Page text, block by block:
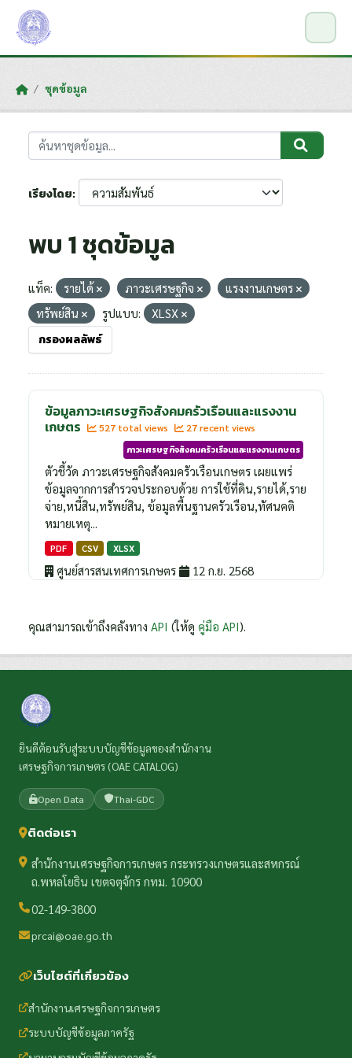
Skip to main content
ชุดข้อมูล
เรียงโดย
พบ 1 ชุดข้อมูล
แท็ค: รายได้ ภาวะเศรษฐกิจ
แรงงานเกษตร
ทรัพย์สิน
รูปแบบ: XLSX
กรองผลลัพธ์
ข้อมูลภาวะเศรษฐกิจสังคมครัวเรือนและแรงงาน
เกษตร
527 total views
27 recent views
ภาวะเศรษฐกิจสังคมครัวเรือนและแรงงานเกษตร
ตัวชี้วัด ภาวะเศรษฐกิจสังคมครัวเรือนเกษตร เผยแพร่
ข้อมูลจากการสำรวจประกอบด้วย การใช้ที่ดิน,รายได้,ราย
จ่าย,หนี้สิน,ทรัพย์สิน, ข้อมูลพื้นฐานครัวเรือน,ทัศนคติ
หมายเหตุ...
PDF CSV XLSX
ศูนย์สารสนเทศการเกษตร 12 ก.ย. 2568
คุณสามารถเข้าถึงคลังทาง API (ให้ดู คู่มือ API).
ยินดีต้อนรับสู่ระบบบัญชีข้อมูลของสำนักงาน
เศรษฐกิจการเกษตร (OAE CATALOG)
Open Data Thai-GDC
ติดต่อเรา
สำนักงานเศรษฐกิจการเกษตร กระทรวงเกษตรและสหกรณ์
ถ.พหลโยธิน เขตจตุจักร กทม. 10900
02-149-3800
prcai@oae.go.th
เว็บไซต์ที่เกี่ยวข้อง
สำนักงานเศรษฐกิจการเกษตร
ระบบบัญชีข้อมูลภาครัฐ